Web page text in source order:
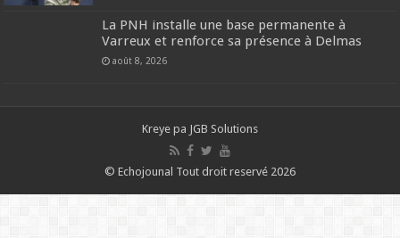
La PNH installe une base permanente à
Varreux et renforce sa présence à Delmas
août 8, 2026
Kreye pa JGB Solutions
© Echojounal Tout droit reservé 2026